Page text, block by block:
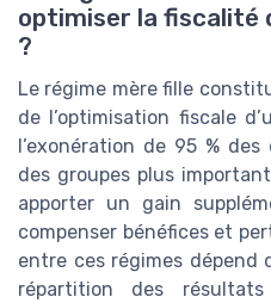
optimiser la fiscalité
?
Le régime mère fille
de l’optimisation fiscale
l’exonération de 95 %
des groupes plus
apporter un gain
compenser bénéfices et
entre ces régimes dépend
répartition des